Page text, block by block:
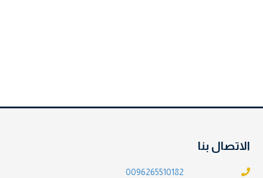
الاتصال بنا
0096265510182